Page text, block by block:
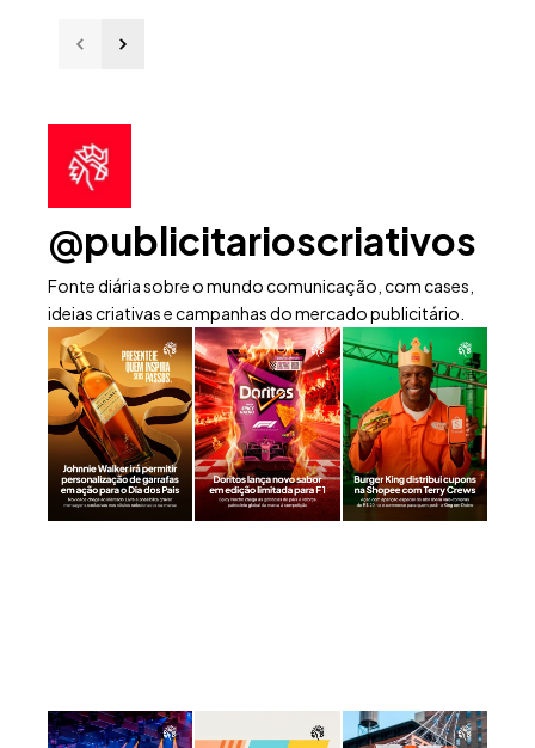
@publicitarioscriativos
Fonte diária sobre o mundo comunicação, com cases,
ideias criativas e campanhas do mercado publicitário.